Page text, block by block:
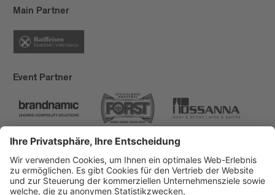
Main Partner
Event Partner